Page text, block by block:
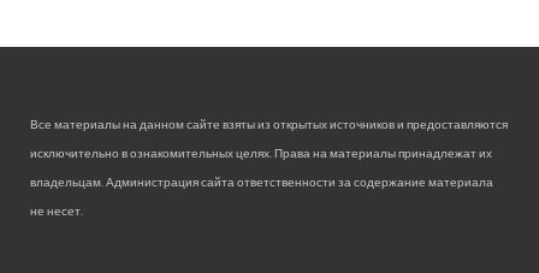
Все материалы на данном сайте взяты из открытых источников и предоставляются
исключительно в ознакомительных целях. Права на материалы принадлежат их
владельцам. Администрация сайта ответственности за содержание материала
не несет.